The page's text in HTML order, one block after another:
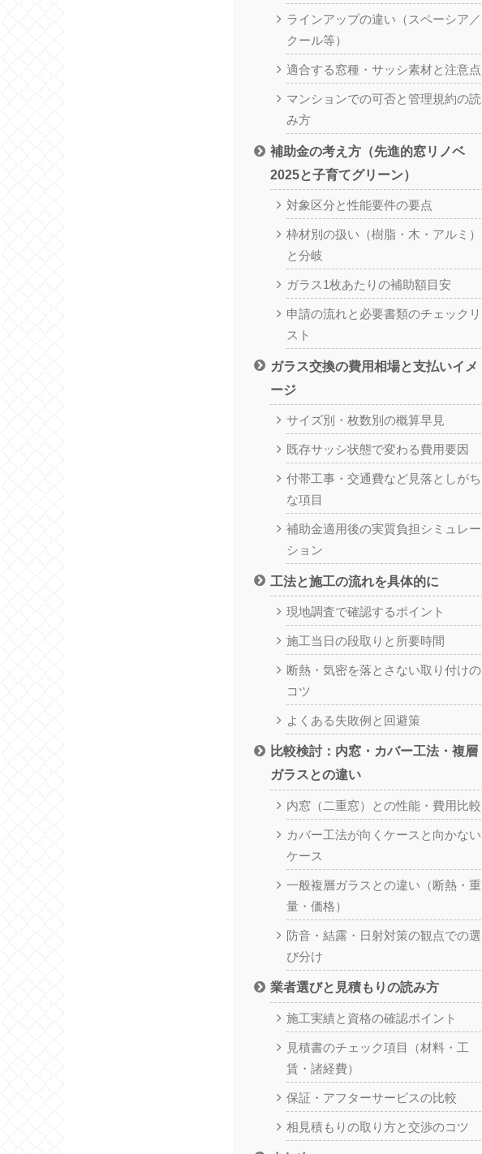
ラインアップの違い（スペーシア／
クール等）
適合する窓種・サッシ素材と注意点
マンションでの可否と管理規約の読
み方
補助金の考え方（先進的窓リノベ
2025と子育てグリーン）
対象区分と性能要件の要点
枠材別の扱い（樹脂・木・アルミ）
と分岐
ガラス1枚あたりの補助額目安
申請の流れと必要書類のチェックリ
スト
ガラス交換の費用相場と支払いイメ
ージ
サイズ別・枚数別の概算早見
既存サッシ状態で変わる費用要因
付帯工事・交通費など見落としがち
な項目
補助金適用後の実質負担シミュレー
ション
工法と施工の流れを具体的に
現地調査で確認するポイント
施工当日の段取りと所要時間
断熱・気密を落とさない取り付けの
コツ
よくある失敗例と回避策
比較検討：内窓・カバー工法・複層
ガラスとの違い
内窓（二重窓）との性能・費用比較
カバー工法が向くケースと向かない
ケース
一般複層ガラスとの違い（断熱・重
量・価格）
防音・結露・日射対策の観点での選
び分け
業者選びと見積もりの読み方
施工実績と資格の確認ポイント
見積書のチェック項目（材料・工
賃・諸経費）
保証・アフターサービスの比較
相見積もりの取り方と交渉のコツ